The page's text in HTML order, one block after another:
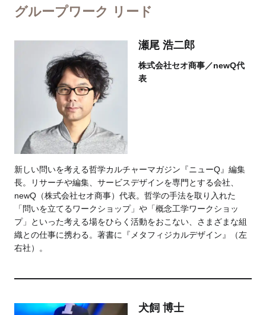
グループワーク リード
瀬尾 浩二郎
株式会社セオ商事／newQ代
表
新しい問いを考える哲学カルチャーマガジン『ニューQ』編集
長。リサーチや編集、サービスデザインを専門とする会社、
newQ（株式会社セオ商事）代表。哲学の手法を取り入れた
「問いを立てるワークショップ」や「概念工学ワークショッ
プ」といった考える場をひらく活動をおこない、さまざまな組
織との仕事に携わる。著書に『メタフィジカルデザイン』（左
右社）。
犬飼 博士